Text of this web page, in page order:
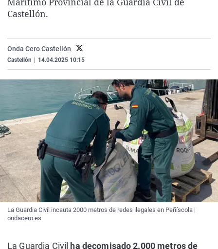
La rosa de los vientos
Como el perro y el
Caso
Equipo de
Extremadura
La Rioja
Virales
Elecciones
Castellón.
Onda Cero Castellón
Castellón 14.04.2025 10:15
La Guardia Civil incauta 2000 metros de redes ilegales en Peñíscola |
ondacero.es
La Guardia Civil ha decomisado 2.000 metros de